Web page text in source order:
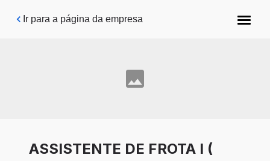
Pular para o conteúdo principal
Ir para a página da empresa
ASSISTENTE DE FROTA I (